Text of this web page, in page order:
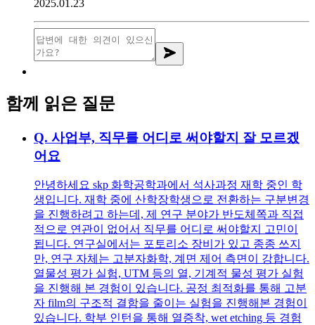
2025.01.23
함께 읽은 질문
Q. 사업부, 직무를 어디로 써야할지 잘 모르겠
어요
안녕하세요 skp 화학공학과에서 석사과정 재학 중인 학
생입니다. 재학 중에 산학장학생으로 전환하는 구분변경
을 진행하려고 하는데, 제 연구 분야가 반도체쪽과 직접
적으로 연관이 없어서 직무를 어디로 써야할지 고민이
됩니다. 연구실에서는 포토리소 장비가 있고 종종 쓰지
만, 연구 자체는 고분자화학, 계면 제어 측면이 강합니다.
열물성 평가 실험, UTM 등의 열, 기계적 물성 평가 실험
을 진행해 본 경험이 있습니다. 공정 최적화를 통해 고분
자 film의 구조적 결함을 줄이는 실험을 진행해본 경험이
있습니다. 학부 인턴을 통해 열증착, wet etching 등 경험